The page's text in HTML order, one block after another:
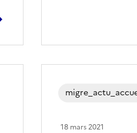
18 mars 2021